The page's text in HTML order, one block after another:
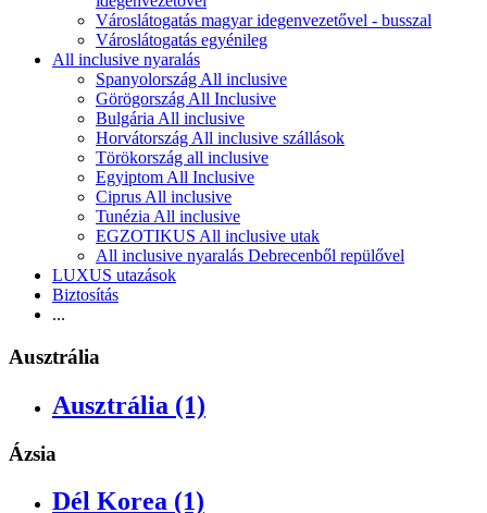
Városlátogatás magyar idegenvezetővel - busszal
Városlátogatás egyénileg
All inclusive nyaralás
Spanyolország All inclusive
Görögország All Inclusive
Bulgária All inclusive
Horvátország All inclusive szállások
Törökország all inclusive
Egyiptom All Inclusive
Ciprus All inclusive
Tunézia All inclusive
EGZOTIKUS All inclusive utak
All inclusive nyaralás Debrecenből repülővel
LUXUS utazások
Biztosítás
...
Ausztrália
Ausztrália (1)
Ázsia
Dél Korea (1)